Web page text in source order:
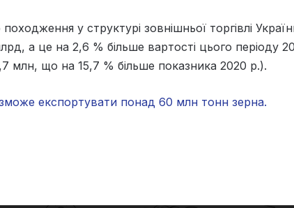
у структурі зовнішньої торгівлі
а це на 2,6 % більше вартості цього періоду
млн, що на 15,7 % більше показника 2020 р.).
експортувати понад 60 млн тонн зерна.